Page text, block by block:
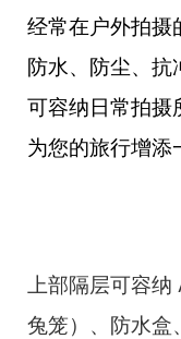
经常在户外拍摄
防水、防尘、抗
可容纳日常拍摄
为您的旅行增添
上部隔层可容纳
兔笼）、防水盒